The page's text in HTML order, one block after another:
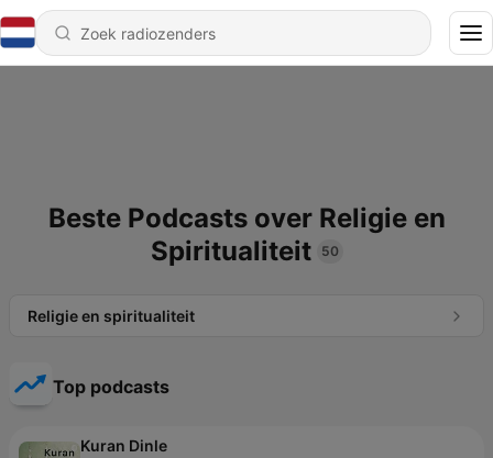
Beste Podcasts over Religie en
Spiritualiteit
50
Religie en spiritualiteit
Top podcasts
Kuran Dinle